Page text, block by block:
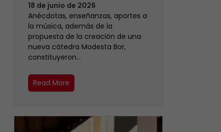
18 de junio de 2026
Anécdotas, enseñanzas, aportes a
la música, además de la
propuesta de la creación de una
nueva cátedra Modesta Bor,
constituyeron…
Read More